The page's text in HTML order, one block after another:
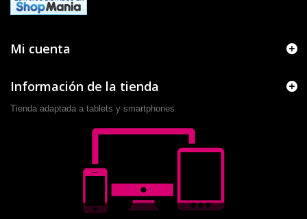
Mi cuenta
Información de la tienda
Tienda adaptada a tablets y smartphones